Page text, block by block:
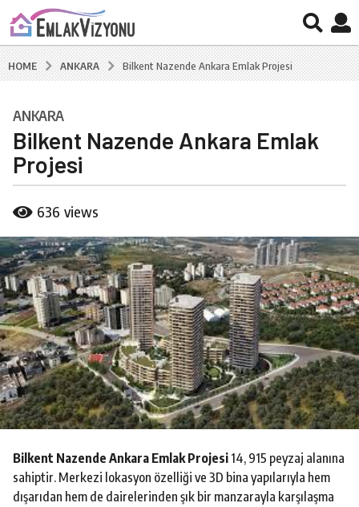
HOME ANKARA Bilkent Nazende Ankara Emlak Projesi
7
y
ı
l
g
7
y
ı
l
a
g
o
ANKARA
Bilkent Nazende Ankara Emlak
Projesi
y
B
u
r
a
k
C
a
l
636 views
Bilkent Nazende Ankara Emlak Projesi 14, 915 peyzaj alanına
sahiptir. Merkezi lokasyon özelliği ve 3D bina yapılarıyla hem
dışarıdan hem de dairelerinden şık bir manzarayla karşılaşma